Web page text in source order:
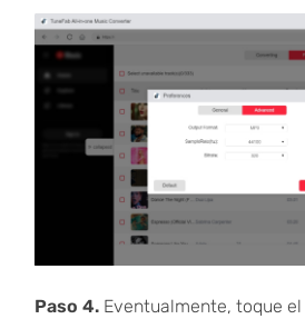
Paso 4.Eventualmente, toque el